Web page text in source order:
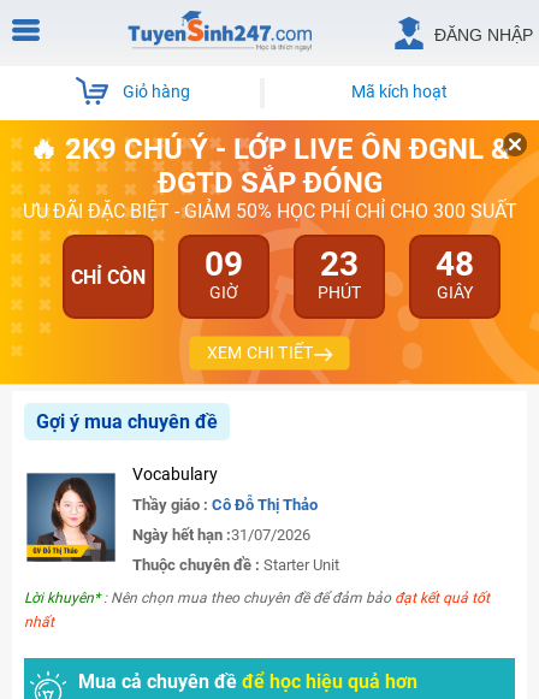
ĐĂNG NHẬP
Giỏ hàng Mã kích hoạt
🔥 2K9 CHÚ Ý - LỚP LIVE ÔN ĐGNL &
ĐGTD SẮP ĐÓNG
ƯU ĐÃI ĐẶC BIỆT - GIẢM 50% HỌC PHÍ CHỈ CHO 300 SUẤT
CHỈ CÒN 09
GIỜ
23
PHÚT
48
GIÂY
XEM CHI TIẾT
Gợi ý mua chuyên đề
Vocabulary
Thầy giáo : Cô Đỗ Thị Thảo
Ngày hết hạn :31/07/2026
Thuộc chuyên đề : Starter Unit
Lời khuyên*: Nên chọn mua theo chuyên đề để đảm bảo đạt kết quả tốt
nhất
Mua cả chuyên đề để học hiệu quả hơn